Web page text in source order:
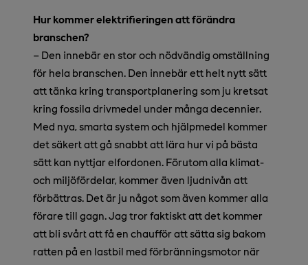
Hur kommer elektrifieringen att förändra
branschen?
– Den innebär en stor och nödvändig omställning
för hela branschen. Den innebär ett helt nytt sätt
att tänka kring transportplanering som ju kretsat
kring fossila drivmedel under många decennier.
Med nya, smarta system och hjälpmedel kommer
det säkert att gå snabbt att lära hur vi på bästa
sätt kan nyttjar elfordonen. Förutom alla klimat-
och miljöfördelar, kommer även ljudnivån att
förbättras. Det är ju något som även kommer alla
förare till gagn. Jag tror faktiskt att det kommer
att bli svårt att få en chaufför att sätta sig bakom
ratten på en lastbil med förbränningsmotor när